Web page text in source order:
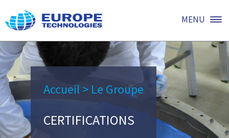
MENU
Accueil> Le Groupe
CERTIFICATIONS